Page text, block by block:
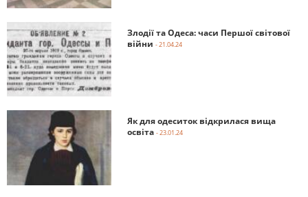
Злодії та Одеса: часи Першої світової
війни - 21.04.24
Як для одеситок відкрилася вища
освіта - 23.01.24